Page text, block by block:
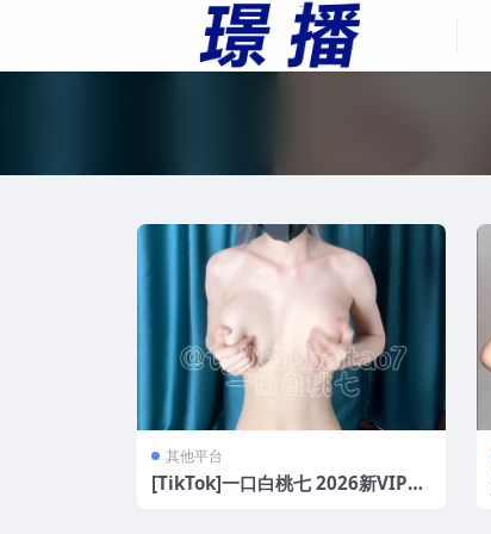
其他平台
[TikTok]一口白桃七 2026新VIP骚